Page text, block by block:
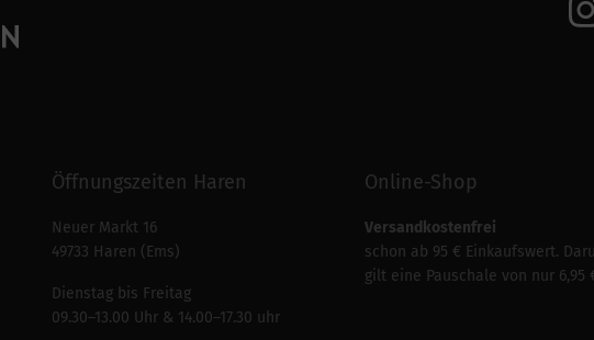
Öffnungszeiten Haren
Neuer Markt 16
49733 Haren (Ems)
Dienstag bis Freitag
09.30–13.00 Uhr & 14.00–17.30 uhr
Online-Shop
Versandkostenfrei
schon ab 95 € Einkaufswert.
gilt eine Pauschale von nur 6,95